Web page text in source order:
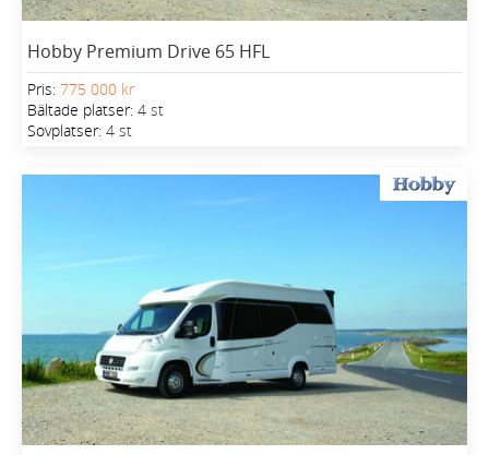
Hobby Premium Drive 65 HFL
Pris: 775 000 kr
Bältade platser: 4 st
Sovplatser: 4 st